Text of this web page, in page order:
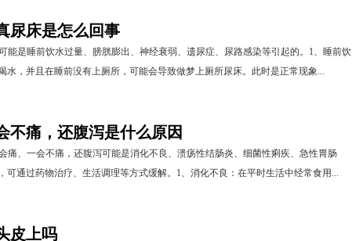
尿床是怎么回事
能是睡前饮水过量、膀胱膨出、神经衰弱、遗尿症、尿路感染等引起的。1、睡前饮
水，并且在睡前没有上厕所，可能会导致做梦上厕所尿床。此时是正常现象...
不痛，还腹泻是什么原因
痛、一会不痛，还腹泻可能是消化不良、溃疡性结肠炎、细菌性痢疾、急性胃肠
可通过药物治疗、生活调理等方式缓解。1、消化不良：在平时生活中经常食用...
皮上吗